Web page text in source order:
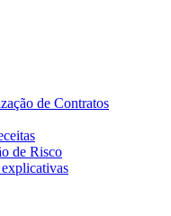
de Contratos
de Risco